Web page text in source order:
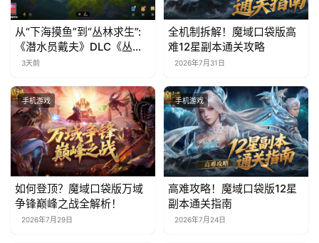
站
文
(
中
国
)
从“下海摸鱼”到“丛林求生”:
《潜水员戴夫》DLC《丛
林》移动端定档8月14日
3天前
全机制拆解！魔域口袋版高
难12星副本通关攻略
2026年7月31日
手机游戏
如何登顶？魔域口袋版万域
争锋巅峰之战全解析！
2026年7月29日
手机游戏
高难攻略！魔域口袋版12星
副本通关指南
2026年7月24日